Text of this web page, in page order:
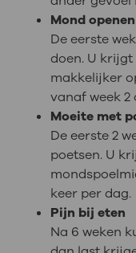
Mond openen
De eerste
doen. U
makkelijker
vanaf week 2
Moeite met
De eerste 2
poetsen. U
keer per dag.
Pijn bij eten
Na 6 weken